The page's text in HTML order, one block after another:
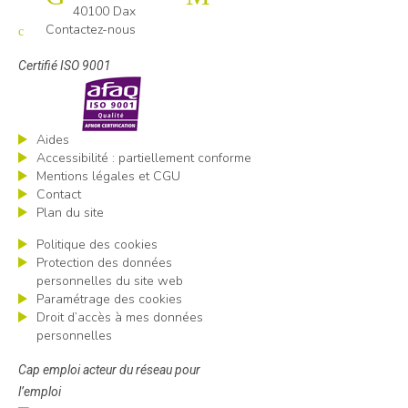
40100 Dax
Contactez-nous
Certifié ISO 9001
Aides
Accessibilité : partiellement conforme
Mentions légales et CGU
Contact
Plan du site
Politique des cookies
Protection des données
personnelles du site web
Paramétrage des cookies
Droit d’accès à mes données
personnelles
Cap emploi acteur du réseau pour
l’emploi